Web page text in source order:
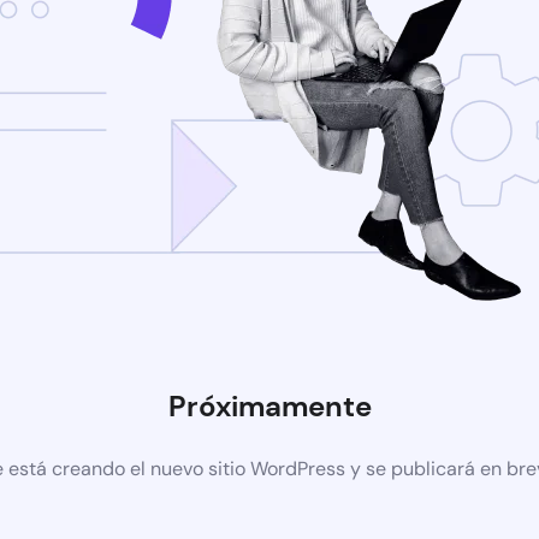
Próximamente
está creando el nuevo sitio WordPress y se publicará en